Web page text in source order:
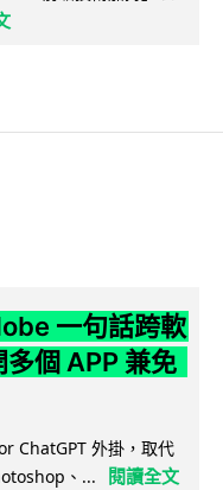
一句話跨軟
個 APP 兼免
ChatGPT 外掛，取代
、...
閱讀全文